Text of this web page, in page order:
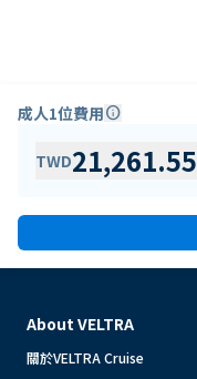
成人1位費用info
TWD21,261.55
About VELTRA
關於VELTRA Cruise